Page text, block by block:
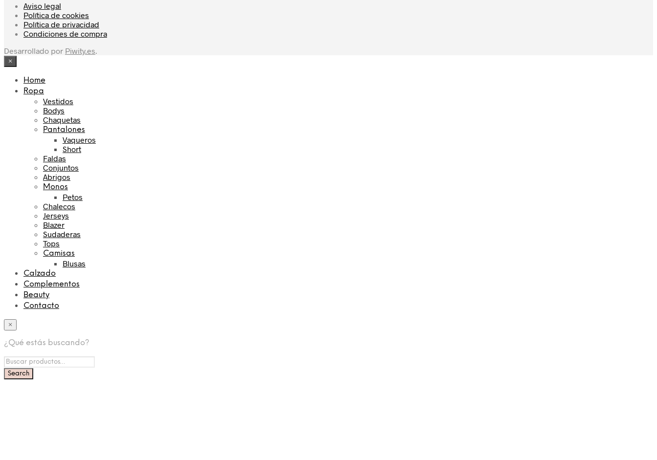
Aviso legal
Política de cookies
Política de privacidad
Condiciones de compra
Desarrollado por Piwity.es
×
Home
Ropa
Vestidos
Bodys
Chaquetas
Pantalones
Vaqueros
Short
Faldas
Conjuntos
Abrigos
Monos
Petos
Chalecos
Jerseys
Blazer
Sudaderas
Tops
Camisas
Blusas
Calzado
Complementos
Beauty
Contacto
×
¿Qué estás buscando?